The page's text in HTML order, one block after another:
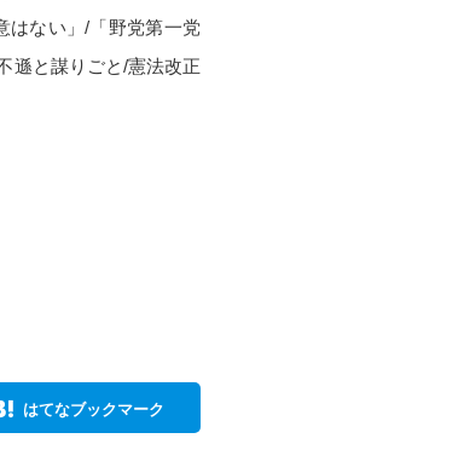
はない」/「野党第一党
遜と謀りごと/憲法改正
はてなブックマーク